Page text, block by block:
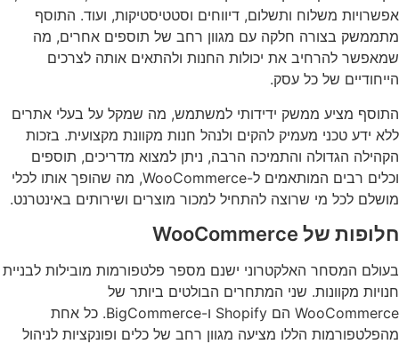
אפשרויות משלוח ותשלום, דיווחים וסטטיסטיקות, ועוד. התוסף
מתממשק בצורה חלקה עם מגוון רחב של תוספים אחרים, מה
שמאפשר להרחיב את יכולות החנות ולהתאים אותה לצרכים
הייחודיים של כל עסק.
התוסף מציע ממשק ידידותי למשתמש, מה שמקל על בעלי אתרים
ללא ידע טכני מעמיק להקים ולנהל חנות מקוונת מקצועית. בזכות
הקהילה הגדולה והתמיכה הרבה, ניתן למצוא מדריכים, תוספים
וכלים רבים המותאמים ל-WooCommerce, מה שהופך אותו לכלי
מושלם לכל מי שרוצה להתחיל למכור מוצרים ושירותים באינטרנט.
חלופות של WooCommerce
בעולם המסחר האלקטרוני ישנם מספר פלטפורמות מובילות לבניית
חנויות מקוונות. שני המתחרים הבולטים ביותר של
WooCommerce הם Shopify ו-BigCommerce. כל אחת
מהפלטפורמות הללו מציעה מגוון רחב של כלים ופונקציות לניהול